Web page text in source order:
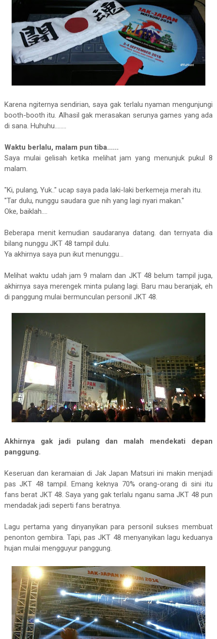
Karena ngiternya sendirian, saya gak terlalu nyaman mengunjungi
booth-booth itu. Alhasil gak merasakan serunya games yang ada
di sana. Huhuhu........
Waktu berlalu, malam pun tiba......
Saya mulai gelisah ketika melihat jam yang menunjuk pukul 8
malam.
"Ki, pulang, Yuk.." ucap saya pada laki-laki berkemeja merah itu.
"Tar dulu, nunggu saudara gue nih yang lagi nyari makan."
Oke, baiklah....
Beberapa menit kemudian saudaranya datang. dan ternyata dia
bilang nunggu JKT 48 tampil dulu.
Ya akhirnya saya pun ikut menunggu...
Melihat waktu udah jam 9 malam dan JKT 48 belum tampil juga,
akhirnya saya merengek minta pulang lagi. Baru mau beranjak, eh
di panggung mulai bermunculan personil JKT 48.
Akhirnya gak jadi pulang dan malah mendekati depan
panggung.
Keseruan dan keramaian di Jak Japan Matsuri ini makin menjadi
pas JKT 48 tampil. Emang keknya 70% orang-orang di sini itu
fans berat JKT 48. Saya yang gak terlalu nganu sama JKT 48 pun
mendadak jadi seperti fans beratnya.
Lagu pertama yang dinyanyikan para personil sukses membuat
penonton gembira. Tapi, pas JKT 48 menyanyikan lagu keduanya
hujan mulai mengguyur panggung.